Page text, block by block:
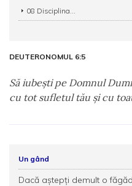
08 Disciplina...
DEUTERONOMUL 6:5
Să iubeşti pe Domnul
cu tot sufletul tău şi cu
Un gând
Dacă aştepţi demult o